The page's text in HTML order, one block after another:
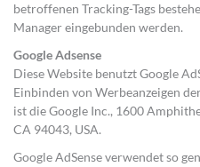
betroffenen Tracking-Tags
Manager eingebunden werden.
Google Adsense
Diese Website benutzt Google
Einbinden von Werbeanzeigen
ist die Google Inc., 1600
CA 94043, USA.
Google AdSense verwendet so